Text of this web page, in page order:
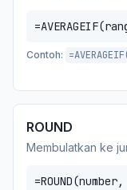
Contoh:
ROUND
Membulatkan ke